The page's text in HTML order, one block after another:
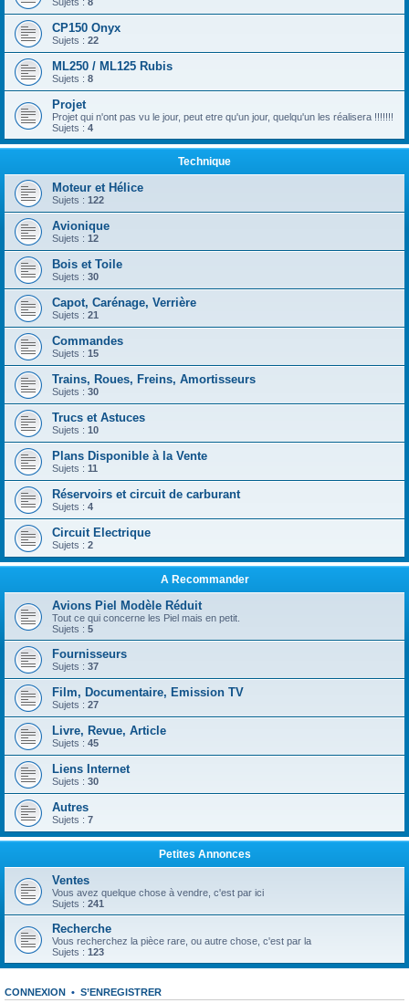
CP150 Onyx
Sujets : 22
ML250 / ML125 Rubis
Sujets : 8
Projet
Projet qui n'ont pas vu le jour, peut etre qu'un jour, quelqu'un les réalisera !!!!!!!
Sujets : 4
Technique
Moteur et Hélice
Sujets : 122
Avionique
Sujets : 12
Bois et Toile
Sujets : 30
Capot, Carénage, Verrière
Sujets : 21
Commandes
Sujets : 15
Trains, Roues, Freins, Amortisseurs
Sujets : 30
Trucs et Astuces
Sujets : 10
Plans Disponible à la Vente
Sujets : 11
Réservoirs et circuit de carburant
Sujets : 4
Circuit Electrique
Sujets : 2
A Recommander
Avions Piel Modèle Réduit
Tout ce qui concerne les Piel mais en petit.
Sujets : 5
Fournisseurs
Sujets : 37
Film, Documentaire, Emission TV
Sujets : 27
Livre, Revue, Article
Sujets : 45
Liens Internet
Sujets : 30
Autres
Sujets : 7
Petites Annonces
Ventes
Vous avez quelque chose à vendre, c'est par ici
Sujets : 241
Recherche
Vous recherchez la pièce rare, ou autre chose, c'est par la
Sujets : 123
CONNEXION • S’ENREGISTRER